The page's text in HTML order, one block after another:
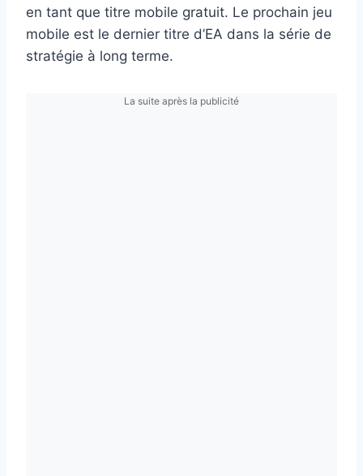
en tant que titre mobile gratuit. Le prochain jeu
mobile est le dernier titre d’EA dans la série de
stratégie à long terme.
La suite après la publicité